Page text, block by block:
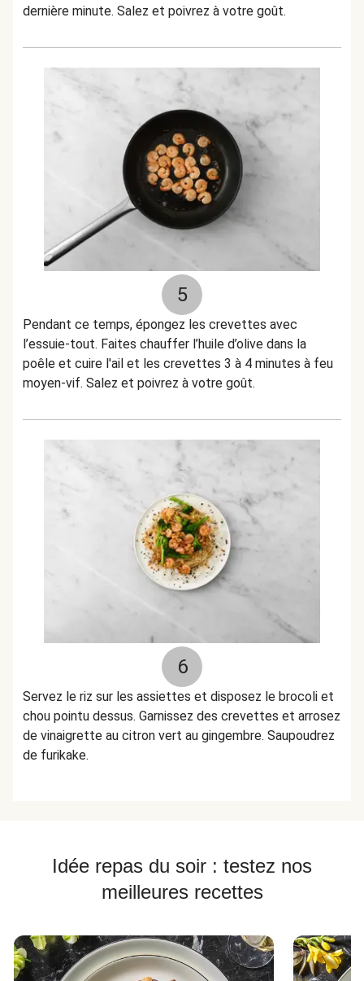
dernière minute. Salez et poivrez à votre goût.
5
Pendant ce temps, épongez les crevettes avec
l’essuie-tout. Faites chauffer l’huile d’olive dans la
poêle et cuire l'ail et les crevettes 3 à 4 minutes à feu
moyen-vif. Salez et poivrez à votre goût.
6
Servez le riz sur les assiettes et disposez le brocoli et
chou pointu dessus. Garnissez des crevettes et arrosez
de vinaigrette au citron vert au gingembre. Saupoudrez
de furikake.
Idée repas du soir : testez nos
meilleures recettes